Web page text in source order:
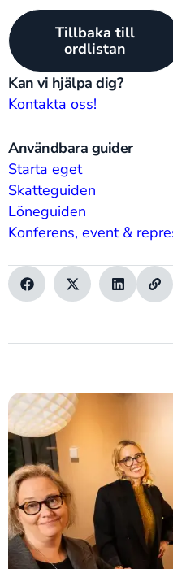
Kan vi hjälpa dig?
Kontakta oss!
Användbara guider
Starta eget
Skatteguiden
Löneguiden
Konferens, event &
Tillbaka till
ordlistan